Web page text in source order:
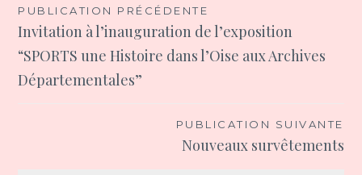
Navigation
de
l’article
PUBLICATION PRÉCÉDENTE
Invitation à l’inauguration de l’exposition
“SPORTS une Histoire dans l’Oise aux Archives
Départementales”
PUBLICATION SUIVANTE
Nouveaux survêtements